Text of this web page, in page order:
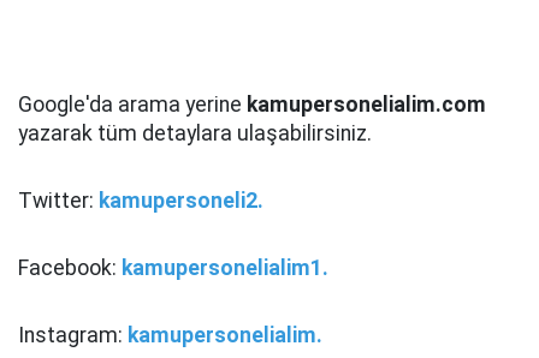
Google'da arama yerine kamupersonelialim.com
yazarak tüm detaylara ulaşabilirsiniz.
Twitter: kamupersoneli2.
Facebook: kamupersonelialim1.
Instagram: kamupersonelialim.